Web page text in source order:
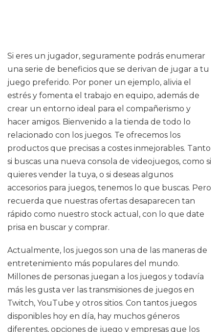
Si eres un jugador, seguramente podrás enumerar
una serie de beneficios que se derivan de jugar a tu
juego preferido. Por poner un ejemplo, alivia el
estrés y fomenta el trabajo en equipo, además de
crear un entorno ideal para el compañerismo y
hacer amigos. Bienvenido a la tienda de todo lo
relacionado con los juegos. Te ofrecemos los
productos que precisas a costes inmejorables. Tanto
si buscas una nueva consola de videojuegos, como si
quieres vender la tuya, o si deseas algunos
accesorios para juegos, tenemos lo que buscas. Pero
recuerda que nuestras ofertas desaparecen tan
rápido como nuestro stock actual, con lo que date
prisa en buscar y comprar.
Actualmente, los juegos son una de las maneras de
entretenimiento más populares del mundo.
Millones de personas juegan a los juegos y todavía
más les gusta ver las transmisiones de juegos en
Twitch, YouTube y otros sitios. Con tantos juegos
disponibles hoy en día, hay muchos géneros
diferentes, opciones de juego y empresas que los